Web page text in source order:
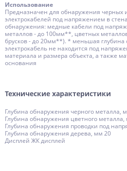
Использование
Предназначен для обнаружения черных
электрокабелей под напряжением в
обнаружения: медные кабели под
металлов - до 100мм**, цветных
брусков - до 20мм**). * меньшая глубина
электрокабель не находится под
материала и размера объекта, а также
основания
Технические характеристики
Глубина обнаружения черного металла,
Глубина обнаружения цветного
Глубина обнаружения проводки под
Глубина обнаружения дерева, мм 20
Дисплей ЖК дисплей